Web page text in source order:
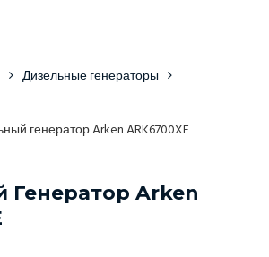
Дизельные генераторы
Генератор Arken